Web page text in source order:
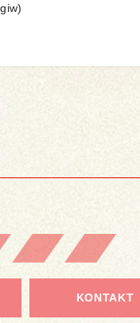
KONTAKT